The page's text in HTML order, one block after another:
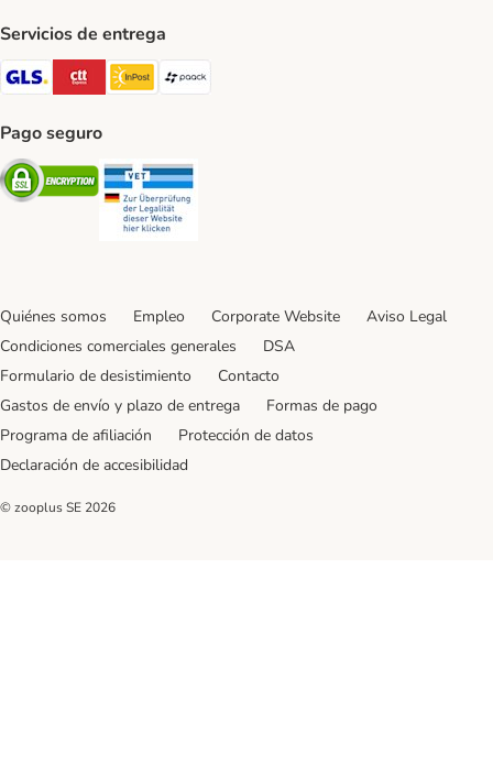
Servicios de entrega
GLS Shipping Method
CTTExpress Shipping Method
InPost Shipping Method
paack Shipping Method
Pago seguro
Security
Quiénes somos Empleo Corporate Website
Aviso Legal
Condiciones comerciales generales
DSA
Formulario de desistimiento
Contacto
Gastos de envío y plazo de entrega
Formas de pago
Programa de afiliación
Protección de datos
Declaración de accesibilidad
© zooplus SE 2026